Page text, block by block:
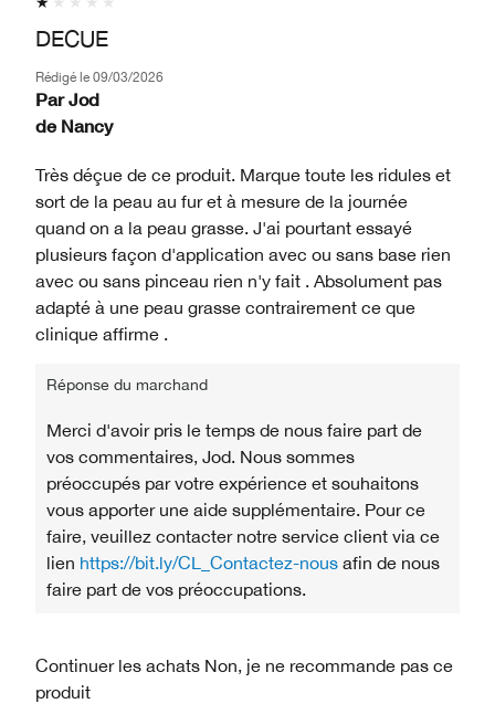
DECUE
Rédigé le 09/03/2026
Par Jod
de Nancy
Très déçue de ce produit. Marque toute les ridules et
sort de la peau au fur et à mesure de la journée
quand on a la peau grasse. J'ai pourtant essayé
plusieurs façon d'application avec ou sans base rien
avec ou sans pinceau rien n'y fait . Absolument pas
adapté à une peau grasse contrairement ce que
clinique affirme .
Réponse du marchand
Merci d'avoir pris le temps de nous faire part de
vos commentaires, Jod. Nous sommes
préoccupés par votre expérience et souhaitons
vous apporter une aide supplémentaire. Pour ce
faire, veuillez contacter notre service client via ce
lien https://bit.ly/CL_Contactez-nous afin de nous
faire part de vos préoccupations.
Continuer les achats Non, je ne recommande pas ce
produit